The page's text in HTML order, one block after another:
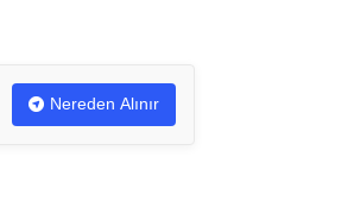
Nereden Alınır